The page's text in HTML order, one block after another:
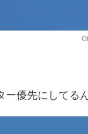
ー優先にしてる